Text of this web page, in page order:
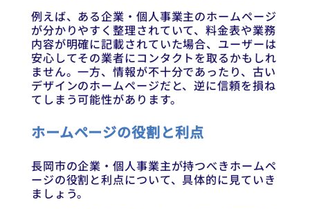
例えば、ある企業・個人事業主のホームページ
が分かりやすく整理されていて、料金表や業務
内容が明確に記載されていた場合、ユーザーは
安心してその業者にコンタクトを取るかもしれ
ません。一方、情報が不十分であったり、古い
デザインのホームページだと、逆に信頼を損ね
てしまう可能性があります。
ホームページの役割と利点
長岡市の企業・個人事業主が持つべきホームペ
ージの役割と利点について、具体的に見ていき
ましょう。